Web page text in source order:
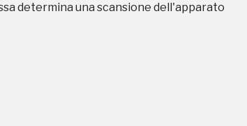
determina una scansione dell'apparato